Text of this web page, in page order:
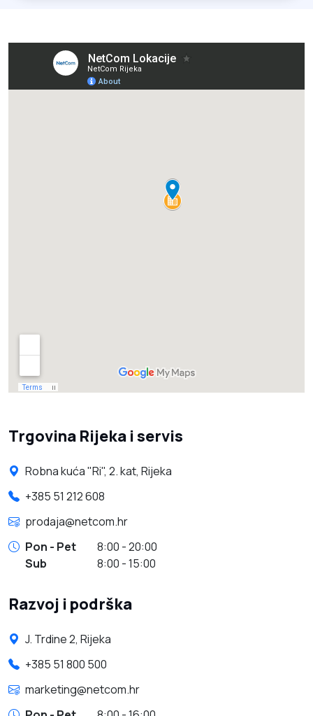
Trgovina Rijeka i servis
Robna kuća "Ri", 2. kat, Rijeka
+385 51 212 608
prodaja@netcom.hr
Pon - Pet
8:00 - 20:00
Sub
8:00 - 15:00
Razvoj i podrška
J. Trdine 2, Rijeka
+385 51 800 500
marketing@netcom.hr